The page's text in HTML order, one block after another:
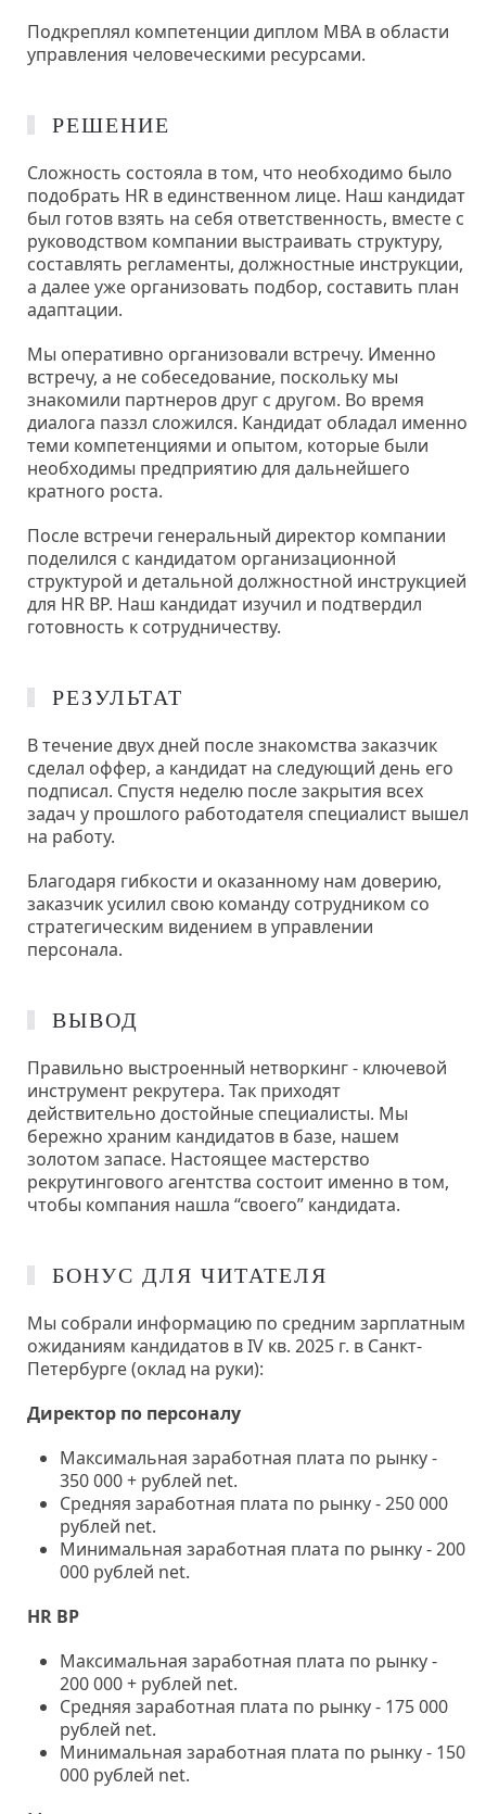
Подкреплял компетенции диплом MBA в области
управления человеческими ресурсами.
РЕШЕНИЕ
Сложность состояла в том, что необходимо было
подобрать HR в единственном лице. Наш кандидат
был готов взять на себя ответственность, вместе с
руководством компании выстраивать структуру,
составлять регламенты, должностные инструкции,
а далее уже организовать подбор, составить план
адаптации.
Мы оперативно организовали встречу. Именно
встречу, а не собеседование, поскольку мы
знакомили партнеров друг с другом. Во время
диалога паззл сложился. Кандидат обладал именно
теми компетенциями и опытом, которые были
необходимы предприятию для дальнейшего
кратного роста.
После встречи генеральный директор компании
поделился с кандидатом организационной
структурой и детальной должностной инструкцией
для HR BP. Наш кандидат изучил и подтвердил
готовность к сотрудничеству.
РЕЗУЛЬТАТ
В течение двух дней после знакомства заказчик
сделал оффер, а кандидат на следующий день его
подписал. Спустя неделю после закрытия всех
задач у прошлого работодателя специалист вышел
на работу.
Благодаря гибкости и оказанному нам доверию,
заказчик усилил свою команду сотрудником со
стратегическим видением в управлении
персонала.
ВЫВОД
Правильно выстроенный нетворкинг - ключевой
инструмент рекрутера. Так приходят
действительно достойные специалисты. Мы
бережно храним кандидатов в базе, нашем
золотом запасе. Настоящее мастерство
рекрутингового агентства состоит именно в том,
чтобы компания нашла “своего” кандидата.
БОНУС ДЛЯ ЧИТАТЕЛЯ
Мы собрали информацию по средним зарплатным
ожиданиям кандидатов в IV кв. 2025 г. в Санкт-
Петербурге (оклад на руки):
Директор по персоналу
Максимальная заработная плата по рынку -
350 000 + рублей net.
Средняя заработная плата по рынку - 250 000
рублей net.
Минимальная заработная плата по рынку - 200
000 рублей net.
HR BP
Максимальная заработная плата по рынку -
200 000 + рублей net.
Средняя заработная плата по рынку - 175 000
рублей net.
Минимальная заработная плата по рынку - 150
000 рублей net.